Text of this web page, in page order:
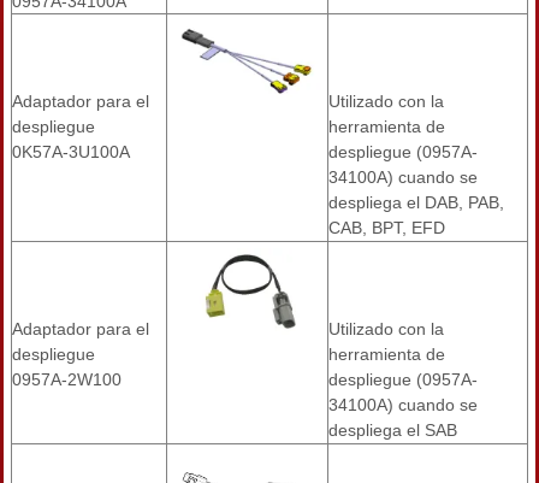
Adaptador para el
despliegue
0K57A-3U100A
Utilizado con la
herramienta de
despliegue (0957A-
34100A) cuando se
despliega el DAB, PAB,
CAB, BPT, EFD
Adaptador para el
despliegue
0957A-2W100
Utilizado con la
herramienta de
despliegue (0957A-
34100A) cuando se
despliega el SAB